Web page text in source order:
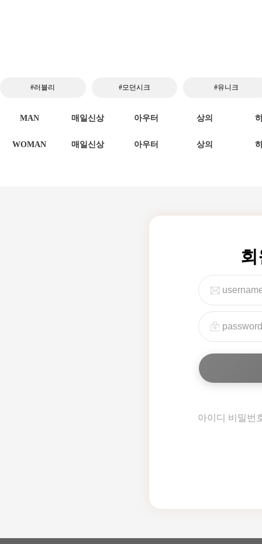
#러블리 #모던시크 #유니크
MAN 매일신상 아우터 상의
WOMAN 매일신상 아우터 상의
아이디 비밀번